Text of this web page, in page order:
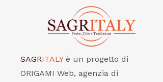
SAGRITALY è un progetto di
ORIGAMI Web, agenzia di